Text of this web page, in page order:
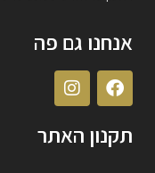
אנחנו גם פה
תקנון האתר